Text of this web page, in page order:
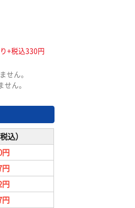
+税込330円
せん。
ん。
込）
円
円
円
円